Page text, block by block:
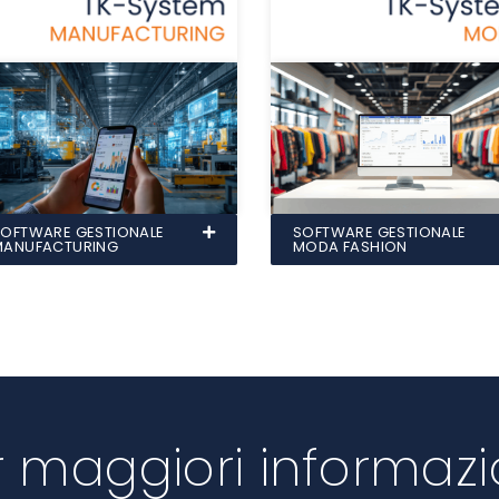
GESTIONALE SOFTWARE GESTIONALE
MODA FASHION
maggiori